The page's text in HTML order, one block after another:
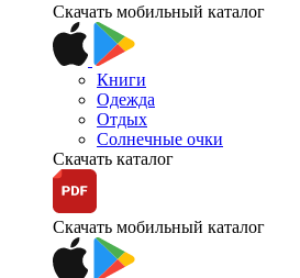
Скачать мобильный каталог
Книги
Одежда
Отдых
Солнечные очки
Скачать каталог
Скачать мобильный каталог